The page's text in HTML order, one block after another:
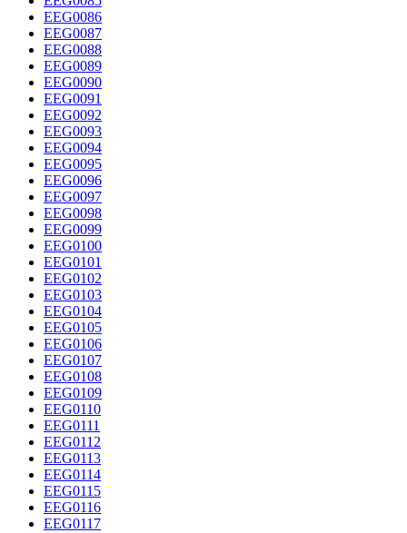
EEG0086
EEG0087
EEG0088
EEG0089
EEG0090
EEG0091
EEG0092
EEG0093
EEG0094
EEG0095
EEG0096
EEG0097
EEG0098
EEG0099
EEG0100
EEG0101
EEG0102
EEG0103
EEG0104
EEG0105
EEG0106
EEG0107
EEG0108
EEG0109
EEG0110
EEG0111
EEG0112
EEG0113
EEG0114
EEG0115
EEG0116
EEG0117